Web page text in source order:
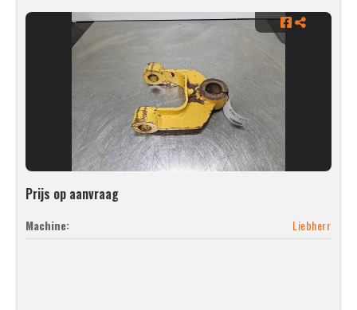
Prijs op aanvraag
Machine: Liebherr